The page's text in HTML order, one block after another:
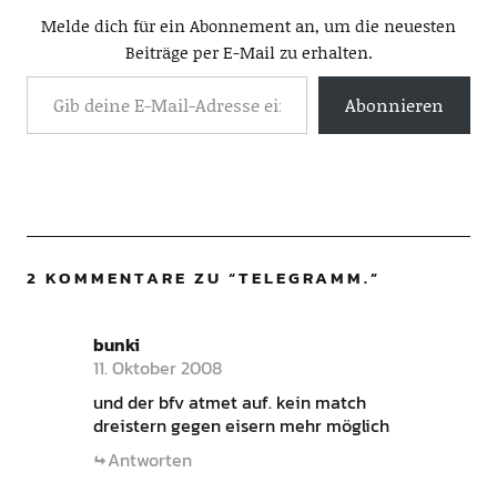
Melde dich für ein Abonnement an, um die neuesten
Beiträge per E-Mail zu erhalten.
Abonnieren
2 KOMMENTARE ZU “TELEGRAMM.”
bunki
11. Oktober 2008
und der bfv atmet auf. kein match
dreistern gegen eisern mehr möglich
Antworten